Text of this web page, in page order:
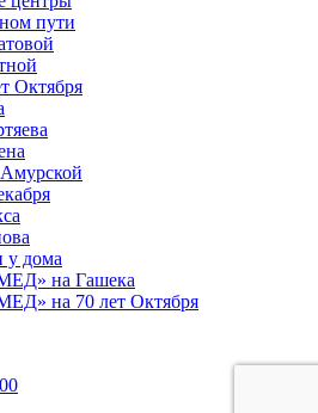
пути
Октября
у дома
на Гашека
на 70 лет Октября